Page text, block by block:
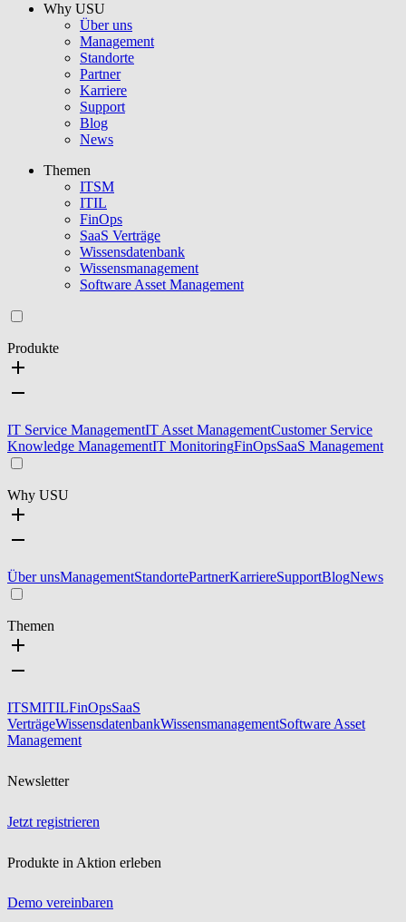
Why USU
Über uns
Management
Standorte
Partner
Karriere
Support
Blog
News
Themen
ITSM
ITIL
FinOps
SaaS Verträge
Wissensdatenbank
Wissensmanagement
Software Asset Management
Produkte
IT Service ManagementIT Asset ManagementCustomer Service
Knowledge ManagementIT MonitoringFinOpsSaaS Management
Why USU
Über unsManagementStandortePartnerKarriereSupportBlogNews
Themen
ITSMITILFinOpsSaaS
VerträgeWissensdatenbankWissensmanagementSoftware Asset
Management
Newsletter
Jetzt registrieren
Produkte in Aktion erleben
Demo vereinbaren